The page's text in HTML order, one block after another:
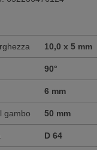
10,0 x 5 mm
90°
6 mm
gambo 50 mm
D 64